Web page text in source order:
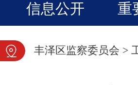
信息公开 重
丰泽区监察委员会 >